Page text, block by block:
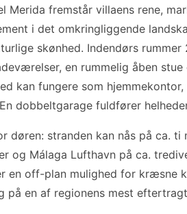
Merida fremstår villaens rene,
i det omkringliggende
skønhed. Indendørs
en rummelig åben
kan fungere som
dobbeltgarage fuldfører
døren: stranden kan nås på ca. ti
og Málaga Lufthavn på ca.
en off-plan mulighed for kræsne
en af regionens mest